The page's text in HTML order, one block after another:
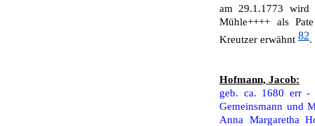
am 29.1.1773 wird
Mühle++++ als
Kreutzer erwähnt 82.
Hofmann, Jacob:
geb. ca. 1680 err -
Gemeinsmann und
Anna Margaretha